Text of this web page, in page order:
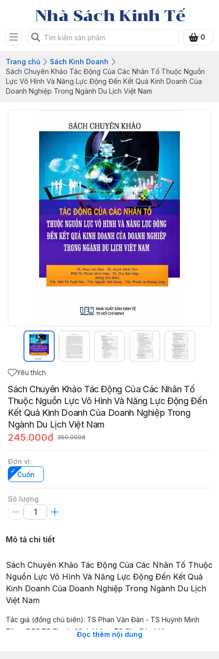
Nhà Sách Kinh Tế
0
Trang chủ
Sách Kinh Doanh
Sách Chuyên Khảo Tác Động Của Các Nhân Tố Thuộc Nguồn
Lực Vô Hình Và Năng Lực Động Đến Kết Quả Kinh Doanh Của
Doanh Nghiệp Trong Ngành Du Lịch Việt Nam
Yêu thích
Sách Chuyên Khảo Tác Động Của Các Nhân Tố
Thuộc Nguồn Lực Vô Hình Và Năng Lực Động Đến
Kết Quả Kinh Doanh Của Doanh Nghiệp Trong
Ngành Du Lịch Việt Nam
245.000đ 350.000đ
Đơn vị:
Cuốn
Số lượng
Mô tả chi tiết
Sách Chuyên Khảo Tác Động Của Các Nhân Tố Thuộc
Nguồn Lực Vô Hình Và Năng Lực Động Đến Kết Quả
Kinh Doanh Của Doanh Nghiệp Trong Ngành Du Lịch
Việt Nam
Tác giả (đồng chủ biên): TS Phan Văn Đàn - TS Huỳnh Minh
Tâm - PGS.TS Phước Minh Hiệp - TS Chu Bảo Hiệp
Đọc thêm nội dung